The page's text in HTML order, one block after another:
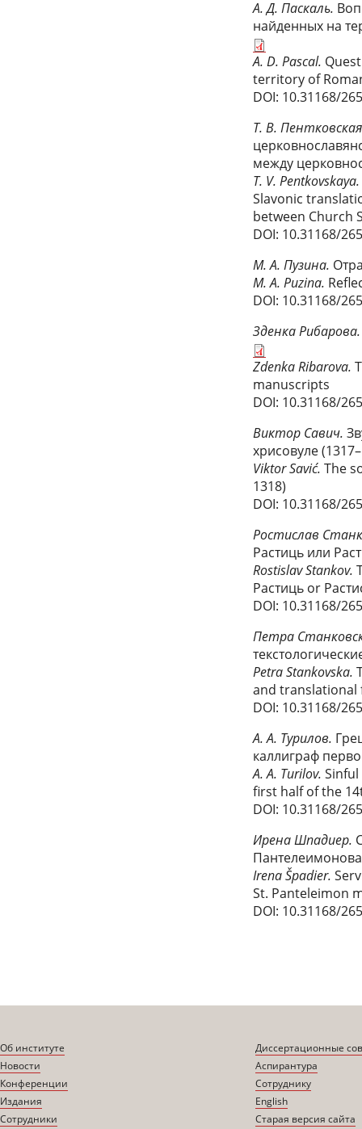
А. Д. Паскаль.
найденных на
A. D. Pascal.
territory of
DOI: 10.31168/
Т. В.
между
T. V. Pentkovskaya.
Slavonic
between Church
DOI: 10.31168/
М. А. Пузина.
M. A. Puzina.
DOI: 10.31168/
Зденка
Zdenka Ribarova.
manuscripts
DOI: 10.31168/
Виктор Савич.
хрисовуле
Viktor Savić.The
1318)
DOI: 10.31168/
Ростислав
Растиць или
Rostislav Stankov.
Растиць or
DOI: 10.31168/
Петра
Petra Stankovska.
and translational
DOI: 10.31168/
А. А. Турилов.
каллиграф
A. A. Turilov.
first half of the
DOI: 10.31168/
Ирена Шпадиер.
Irena Špadier.
St. Panteleimon
DOI: 10.31168/
Об институте
Новости
Конференции
Издания
Сотрудники
Диссертационные
Аспирантура
Сотруднику
English
Старая версия сайта